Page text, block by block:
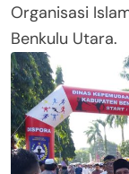
Organisasi
Benkulu Utara.